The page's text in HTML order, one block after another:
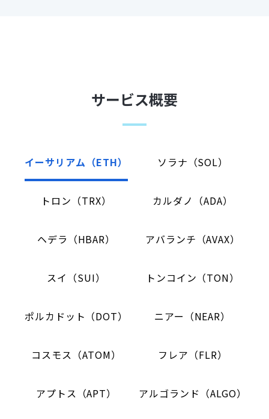
サービス概要
イーサリアム（ETH） ソラナ（SOL）
トロン（TRX） カルダノ（ADA）
ヘデラ（HBAR） アバランチ（AVAX）
スイ（SUI） トンコイン（TON）
ポルカドット（DOT） ニアー（NEAR）
コスモス（ATOM） フレア（FLR）
アプトス（APT） アルゴランド（ALGO）